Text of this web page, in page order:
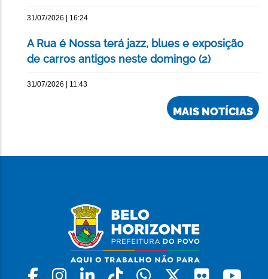
31/07/2026 | 16:24
A Rua é Nossa terá jazz, blues e exposição
de carros antigos neste domingo (2)
31/07/2026 | 11:43
MAIS NOTÍCIAS